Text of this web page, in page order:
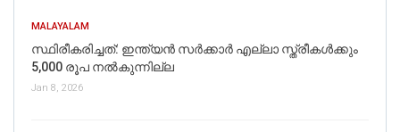
MALAYALAM
സ്ഥിരീകരിച്ചത്: ഇന്ത്യൻ സർക്കാർ എല്ലാ സ്ത്രീകൾക്കും
5,000 രൂപ നൽകുന്നില്ല
Jan 8, 2026